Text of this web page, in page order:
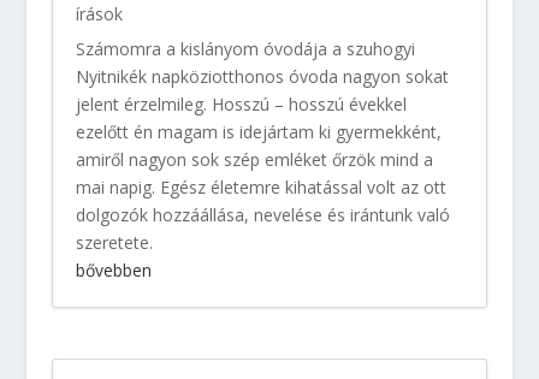
írások
Számomra a kislányom óvodája a szuhogyi
Nyitnikék napköziotthonos óvoda nagyon sokat
jelent érzelmileg. Hosszú – hosszú évekkel
ezelőtt én magam is idejártam ki gyermekként,
amiről nagyon sok szép emléket őrzök mind a
mai napig. Egész életemre kihatással volt az ott
dolgozók hozzáállása, nevelése és irántunk való
szeretete.
bővebben